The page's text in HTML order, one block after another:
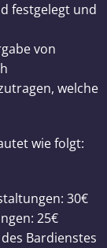
festgelegt und
von
welche
wie folgt:
30€
25€
Bardienstes